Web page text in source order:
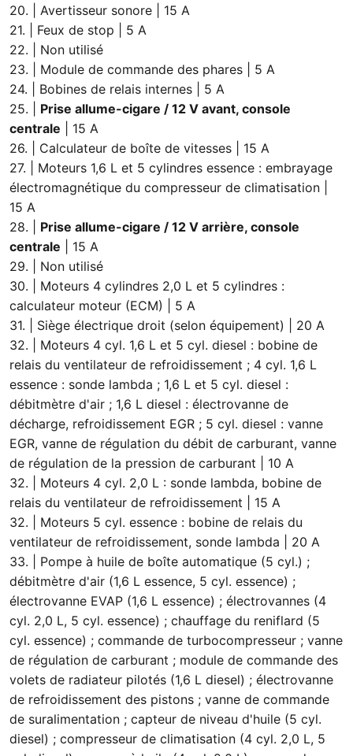
20. | Avertisseur sonore | 15 A
21. | Feux de stop | 5 A
22. | Non utilisé
23. | Module de commande des phares | 5 A
24. | Bobines de relais internes | 5 A
25. | Prise allume-cigare / 12 V avant, console
centrale | 15 A
26. | Calculateur de boîte de vitesses | 15 A
27. | Moteurs 1,6 L et 5 cylindres essence : embrayage
électromagnétique du compresseur de climatisation |
15 A
28. | Prise allume-cigare / 12 V arrière, console
centrale | 15 A
29. | Non utilisé
30. | Moteurs 4 cylindres 2,0 L et 5 cylindres :
calculateur moteur (ECM) | 5 A
31. | Siège électrique droit (selon équipement) | 20 A
32. | Moteurs 4 cyl. 1,6 L et 5 cyl. diesel : bobine de
relais du ventilateur de refroidissement ; 4 cyl. 1,6 L
essence : sonde lambda ; 1,6 L et 5 cyl. diesel :
débitmètre d'air ; 1,6 L diesel : électrovanne de
décharge, refroidissement EGR ; 5 cyl. diesel : vanne
EGR, vanne de régulation du débit de carburant, vanne
de régulation de la pression de carburant | 10 A
32. | Moteurs 4 cyl. 2,0 L : sonde lambda, bobine de
relais du ventilateur de refroidissement | 15 A
32. | Moteurs 5 cyl. essence : bobine de relais du
ventilateur de refroidissement, sonde lambda | 20 A
33. | Pompe à huile de boîte automatique (5 cyl.) ;
débitmètre d'air (1,6 L essence, 5 cyl. essence) ;
électrovanne EVAP (1,6 L essence) ; électrovannes (4
cyl. 2,0 L, 5 cyl. essence) ; chauffage du reniflard (5
cyl. essence) ; commande de turbocompresseur ; vanne
de régulation de carburant ; module de commande des
volets de radiateur pilotés (1,6 L diesel) ; électrovanne
de refroidissement des pistons ; vanne de commande
de suralimentation ; capteur de niveau d'huile (5 cyl.
diesel) ; compresseur de climatisation (4 cyl. 2,0 L, 5